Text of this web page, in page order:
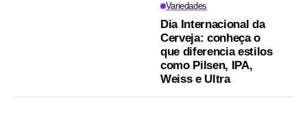
Variedades
Dia Internacional da
Cerveja: conheça o
que diferencia estilos
como Pilsen, IPA,
Weiss e Ultra